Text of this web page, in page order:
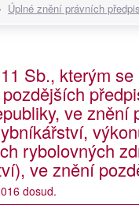
Úplné znění právních
Sb., kterým
ve
rybolovných
ve znění
dosud.